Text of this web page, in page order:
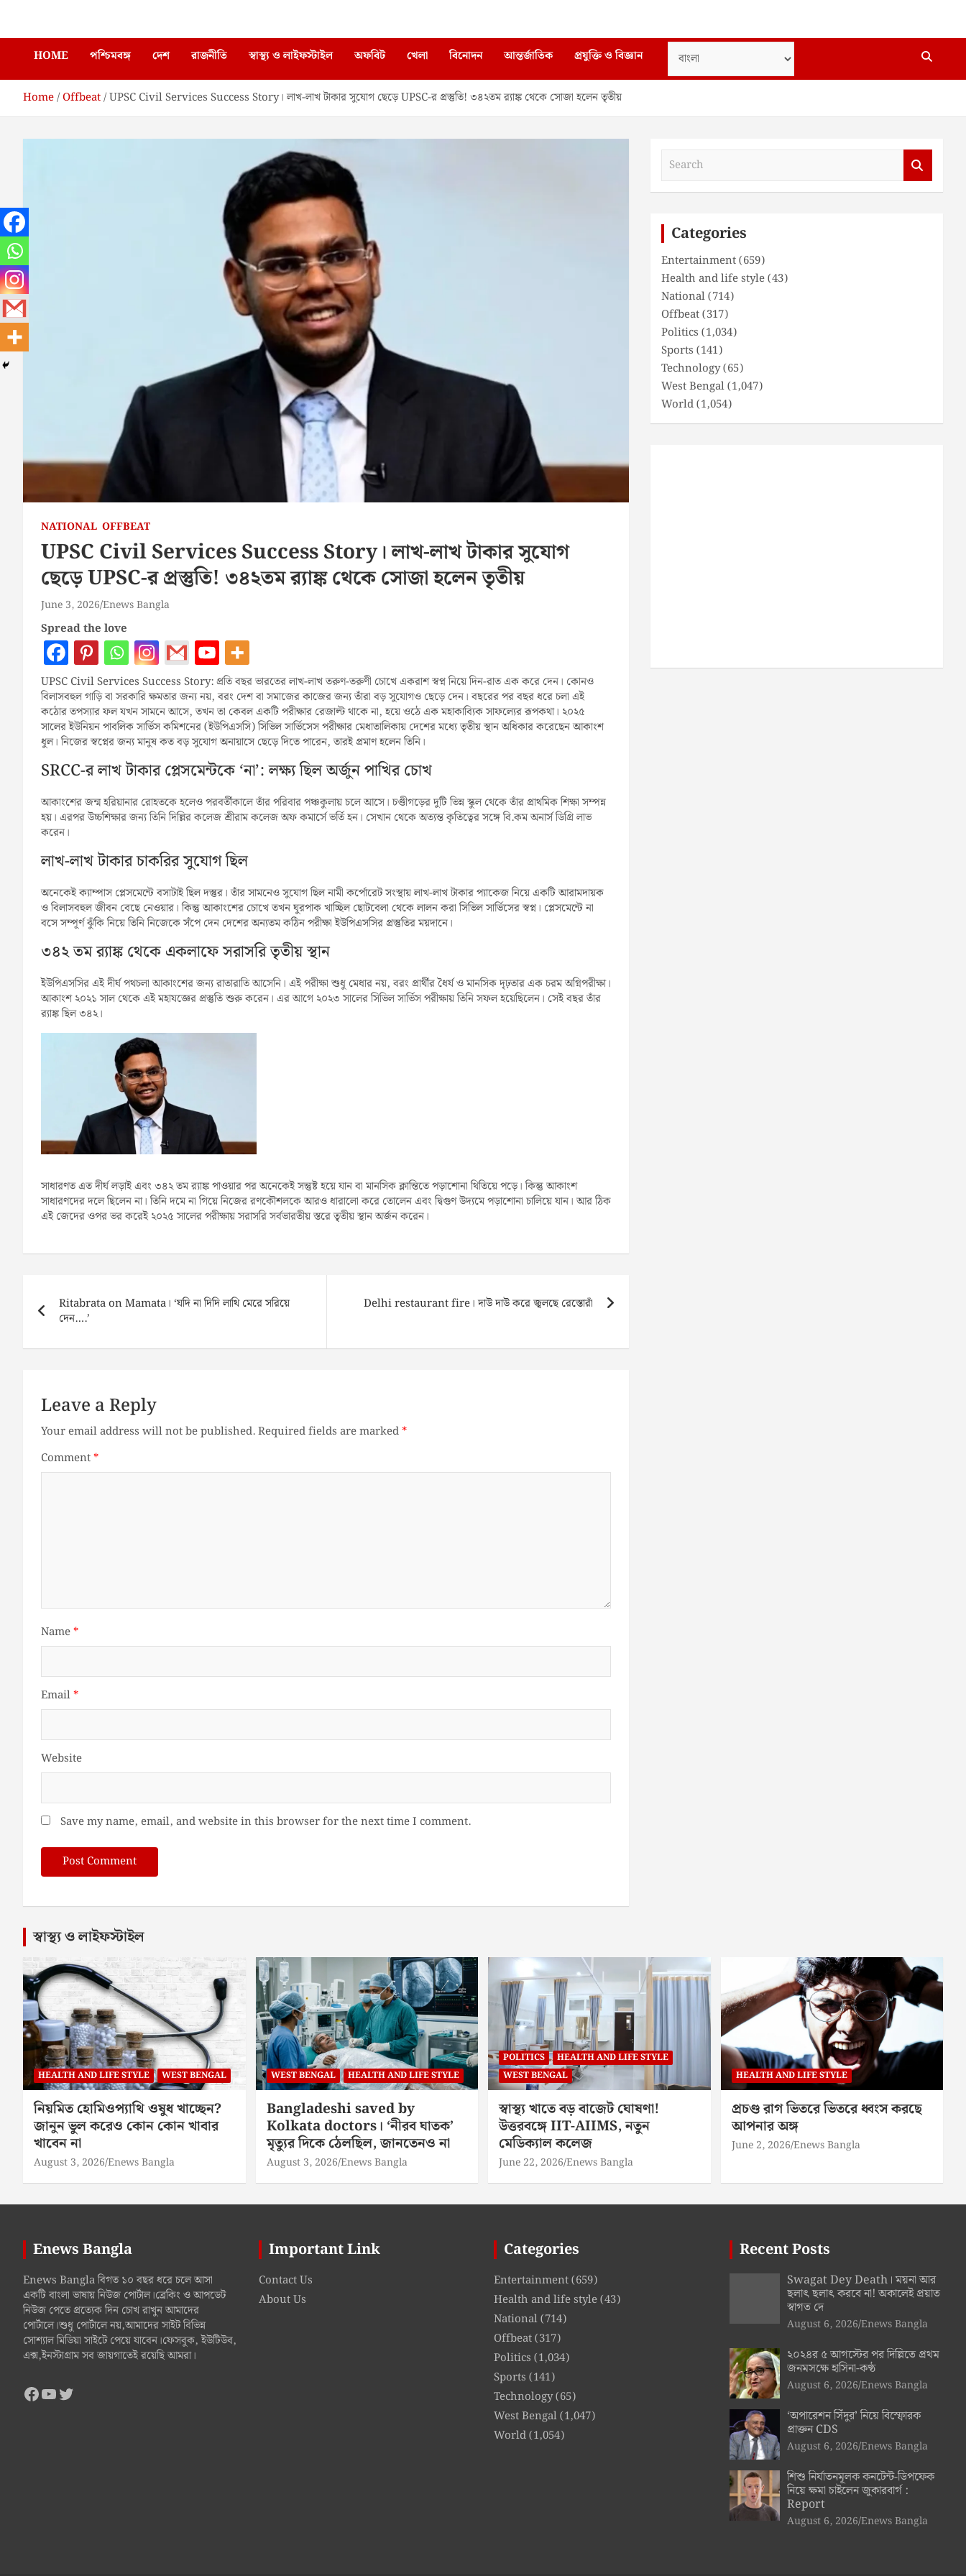
content
Enews Bangla
HOME পশ্চিমবঙ্গ দেশ রাজনীতি স্বাস্থ্য ও লাইফস্টাইল অফবিট খেলা বিনোদন আন্তর্জাতিক প্রযুক্তি ও বিজ্ঞান
Home Offbeat UPSC Civil Services Success Story। লাখ-লাখ টাকার সুযোগ ছেড়ে UPSC-র প্রস্তুতি! ৩৪২তম র‍্যাঙ্ক থেকে সোজা হলেন তৃতীয়
NATIONAL OFFBEAT
UPSC Civil Services Success Story। লাখ-লাখ টাকার সুযোগ
ছেড়ে UPSC-র প্রস্তুতি! ৩৪২তম র‍্যাঙ্ক থেকে সোজা হলেন তৃতীয়
June 3, 2026 Enews Bangla
Spread the love
UPSC Civil Services Success Story: প্রতি বছর ভারতের লাখ-লাখ তরুণ-তরুণী চোখে একরাশ স্বপ্ন নিয়ে দিন-রাত এক করে দেন। কোনও
বিলাসবহুল গাড়ি বা সরকারি ক্ষমতার জন্য নয়, বরং দেশ বা সমাজের কাজের জন্য তাঁরা বড় সুযোগও ছেড়ে দেন। বছরের পর বছর ধরে চলা এই
কঠোর তপস্যার ফল যখন সামনে আসে, তখন তা কেবল একটি পরীক্ষার রেজাল্ট থাকে না, হয়ে ওঠে এক মহাকাব্যিক সাফল্যের রূপকথা। ২০২৫
সালের ইউনিয়ন পাবলিক সার্ভিস কমিশনের (ইউপিএসসি) সিভিল সার্ভিসেস পরীক্ষার মেধাতালিকায় দেশের মধ্যে তৃতীয় স্থান অধিকার করেছেন আকাংশ
ধুল। নিজের স্বপ্নের জন্য মানুষ কত বড় সুযোগ অনায়াসে ছেড়ে দিতে পারেন, তারই প্রমাণ হলেন তিনি।
SRCC-র লাখ টাকার প্লেসমেন্টকে ‘না’: লক্ষ্য ছিল অর্জুন পাখির চোখ
আকাংশের জন্ম হরিয়ানার রোহতকে হলেও পরবর্তীকালে তাঁর পরিবার পঞ্চকুলায় চলে আসে। চণ্ডীগড়ের দুটি ভিন্ন স্কুল থেকে তাঁর প্রাথমিক শিক্ষা সম্পন্ন
হয়। এরপর উচ্চশিক্ষার জন্য তিনি দিল্লির কলেজ শ্রীরাম কলেজ অফ কমার্সে ভর্তি হন। সেখান থেকে অত্যন্ত কৃতিত্বের সঙ্গে বি.কম অনার্স ডিগ্রি লাভ
করেন।
লাখ-লাখ টাকার চাকরির সুযোগ ছিল
অনেকেই ক্যাম্পাস প্লেসমেন্টে বসাটাই ছিল দস্তুর। তাঁর সামনেও সুযোগ ছিল নামী কর্পোরেট সংস্থায় লাখ-লাখ টাকার প্যাকেজ নিয়ে একটি আরামদায়ক
ও বিলাসবহুল জীবন বেছে নেওয়ার। কিন্তু আকাংশের চোখে তখন ঘুরপাক খাচ্ছিল ছোটবেলা থেকে লালন করা সিভিল সার্ভিসের স্বপ্ন। প্লেসমেন্টে না
বসে সম্পূর্ণ ঝুঁকি নিয়ে তিনি নিজেকে সঁপে দেন দেশের অন্যতম কঠিন পরীক্ষা ইউপিএসসির প্রস্তুতির ময়দানে।
৩৪২ তম র‍্যাঙ্ক থেকে একলাফে সরাসরি তৃতীয় স্থান
ইউপিএসসির এই দীর্ঘ পথচলা আকাংশের জন্য রাতারাতি আসেনি। এই পরীক্ষা শুধু মেধার নয়, বরং প্রার্থীর ধৈর্য ও মানসিক দৃঢ়তার এক চরম অগ্নিপরীক্ষা।
আকাংশ ২০২১ সাল থেকে এই মহাযজ্ঞের প্রস্তুতি শুরু করেন। এর আগে ২০২৩ সালের সিভিল সার্ভিস পরীক্ষায় তিনি সফল হয়েছিলেন। সেই বছর তাঁর
র‍্যাঙ্ক ছিল ৩৪২।
সাধারণত এত দীর্ঘ লড়াই এবং ৩৪২ তম র‍্যাঙ্ক পাওয়ার পর অনেকেই সন্তুষ্ট হয়ে যান বা মানসিক ক্লান্তিতে পড়াশোনা থিতিয়ে পড়ে। কিন্তু আকাংশ
সাধারণদের দলে ছিলেন না। তিনি দমে না গিয়ে নিজের রণকৌশলকে আরও ধারালো করে তোলেন এবং দ্বিগুণ উদ্যমে পড়াশোনা চালিয়ে যান। আর ঠিক
এই জেদের ওপর ভর করেই ২০২৫ সালের পরীক্ষায় সরাসরি সর্বভারতীয় স্তরে তৃৃতীয় স্থান অর্জন করেন।
navigation
Ritabrata on Mamata। ‘যদি না দিদি লাথি মেরে সরিয়ে
দেন….’
Delhi restaurant fire। দাউ দাউ করে জ্বলছে রেস্তোরাঁ
Leave a Reply
Your email address will not be published.Required fields are marked*
Comment*
Name*
Email*
Website
Save my name, email, and website in this browser for the next time I comment.
Categories
Entertainment(659)
Health and life style(43)
National(714)
Offbeat(317)
Politics (1,034)
Sports (141)
Technology(65)
West Bengal(1,047)
World(1,054)
স্বাস্থ্য ও লাইফস্টাইল
HEALTH AND LIFE STYLE WEST BENGAL
নিয়মিত হোমিওপ্যাথি ওষুধ খাচ্ছেন?
জানুন ভুল করেও কোন কোন খাবার
খাবেন না
August 3, 2026 Enews Bangla
WEST BENGAL HEALTH AND LIFE STYLE
Bangladeshi saved by
Kolkata doctors। ‘নীরব ঘাতক’
মৃত্যুর দিকে ঠেলছিল, জানতেনও না
August 3, 2026 Enews Bangla
POLITICS
HEALTH AND LIFE STYLE
WEST BENGAL
স্বাস্থ্য খাতে বড় বাজেট ঘোষণা!
উত্তরবঙ্গে IIT-AIIMS, নতুন
মেডিক্যাল কলেজ
June 22, 2026 Enews Bangla
HEALTH AND LIFE STYLE
প্রচণ্ড রাগ ভিতরে ভিতরে ধ্বংস করছে
আপনার অঙ্গ
June 2, 2026 Enews Bangla
Enews Bangla
Enews Bangla বিগত ১০ বছর ধরে চলে আসা
একটি বাংলা ভাষায় নিউজ পোর্টাল।ব্রেকিং ও আপডেট
নিউজ পেতে প্রত্যেক দিন চোখ রাখুন আমাদের
পোর্টালে।শুধু পোর্টালে নয়,আমাদের সাইট বিভিন্ন
সোশ্যাল মিডিয়া সাইটে পেয়ে যাবেন।ফেসবুক, ইউটিউব,
এক্স,ইনস্টাগ্রাম সব জায়গাতেই রয়েছি আমরা।
Facebook
YouTube
Twitter
Important Link
Contact Us
About Us
Categories
Entertainment(659)
Health and life style(43)
National(714)
Offbeat(317)
Politics (1,034)
Sports (141)
Technology(65)
West Bengal(1,047)
World(1,054)
Recent Posts
Swagat Dey Death। ময়না আর
ছলাৎ ছলাৎ করবে না! অকালেই প্রয়াত
স্বাগত দে
August 6, 2026 Enews Bangla
২০২৪র ৫ আগস্টের পর দিল্লিতে প্রথম
জনমসক্ষে হাসিনা-কণ্ঠ
August 6, 2026 Enews Bangla
‘অপারেশন সিঁদুর’ নিয়ে বিস্ফোরক
প্রাক্তন CDS
August 6, 2026 Enews Bangla
শিশু নির্যাতনমূলক কনটেন্ট-ডিপফেক
নিয়ে ক্ষমা চাইলেন জুকারবার্গ :
Report
August 6, 2026 Enews Bangla